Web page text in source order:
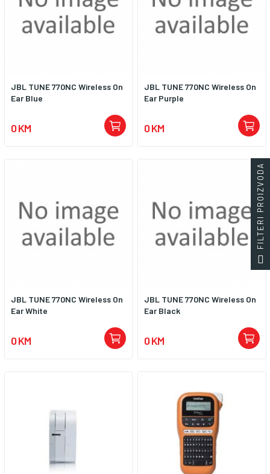
JBL TUNE 770NC Wireless On
Ear Blue
0 KM
JBL TUNE 770NC Wireless On
Ear Purple
0 KM
JBL TUNE 770NC Wireless On
Ear White
0 KM
JBL TUNE 770NC Wireless On
Ear Black
0 KM
FILTERI PROIZVODA